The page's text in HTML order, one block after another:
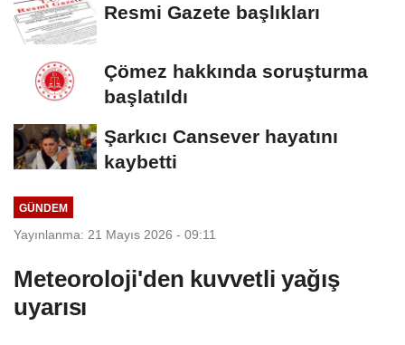
Resmi Gazete başlıkları
Çömez hakkında soruşturma
başlatıldı
Şarkıcı Cansever hayatını
kaybetti
GÜNDEM
Yayınlanma: 21 Mayıs 2026 - 09:11
Meteoroloji'den kuvvetli yağış
uyarısı